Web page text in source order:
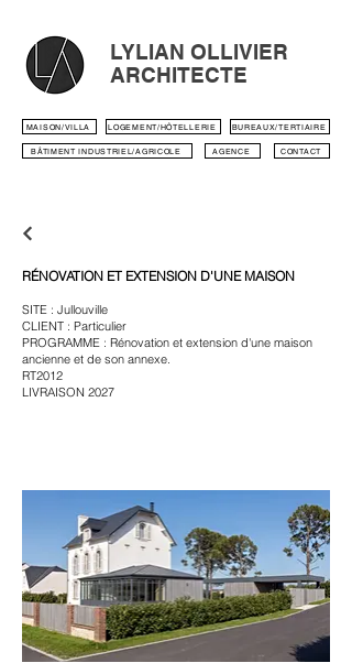
LYLIAN OLLIVIER
ARCHITECTE
BÂTIMENT INDUSTRIEL/AGRICOLE AGENCE CONTACT
BUREAUX/TERTIAIRE
MAISON/VILLA LOGEMENT/HÔTELLERIE
RÉNOVATION ET EXTENSION D'UNE MAISON
SITE : Jullouville
CLIENT : Particulier
PROGRAMME : Rénovation et extension d'une maison
ancienne et de son annexe.
RT2012
LIVRAISON 2027